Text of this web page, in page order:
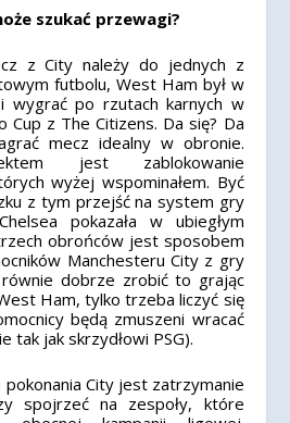
szukać przewagi?
z City należy do jednych z
futbolu, West Ham był w
wygrać po rzutach karnych w
Cup z The Citizens. Da się? Da
mecz idealny w obronie.
jest zablokowanie
wyżej wspominałem. Być
z tym przejść na system gry
pokazała w ubiegłym
obrońców jest sposobem
Manchesteru City z gry
dobrze zrobić to grając
Ham, tylko trzeba liczyć się
będą zmuszeni wracać
tak jak skrzydłowi PSG).
City jest zatrzymanie
spojrzeć na zespoły, które